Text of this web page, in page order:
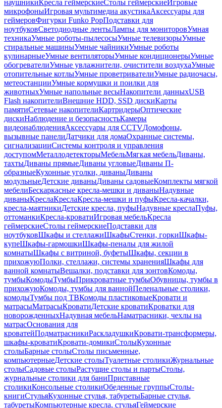
наушникиКресла геймерскиеСтолы геймерскиеИгровые
микрофоныИгровая мультимедиа акустикаАксессуары для
геймеровФигурки Funko PopПодставки для
ноутбуковСветодиодные лентыЛампы для мониторовУмная
техникаУмные роботы-пылесосыУмные телевизорыУмные
стиральные машиныУмные чайникиУмные роботы
кулинарныеУмные вентиляторыУмные кондиционерыУмные
обогревателиУмные увлажнители, очистители воздухаУмные
отопительные котлыУмные проветривателиУмные радиочасы,
метеостанцииУмные кормушки и поилки для
животныхУмные напольные весыНакопители данныхUSB
Flash накопителиВнешние HDD, SSD дискиКарты
памятиСетевые накопителиКартридерыОптические
дискиНаблюдение и безопасностьКамеры
видеонаблюденияАксессуары для CCTVДомофоны,
вызывные панелиДатчики для домаОхранные системы,
сигнализацииСистемы контроля и управления
доступомМеталлодетекторыМебельМягкая мебельДиваны,
тахтыДиваны прямыеДиваны угловыеДиваны П-
образныеКухонные уголки, диваныДиваны
модульныеДетские диваныДиваны садовыеКомплекты мягкой
мебелиБескаркасные кресла-мешки и диваныНадувные
диваныКреслаКреслаКресла-мешки и пуфыКресла-качалки,
кресла-маятникиДетские кресла, пуфыНадувные креслаПуфы,
оттоманкиКресла-кроватиИгровая мебельКресла
геймерскиеСтолы геймерскиеПодставки для
ноутбуковШкафы и стеллажиШкафыСтенки, горкиШкафы-
купеШкафы-гармошкиШкафы-пеналы для жилой
комнатыШкафы с витриной, буфетыШкафы, секции в
прихожуюПолки, стеллажи, системы храненияШкафы для
ванной комнатыВешалки, подставки для зонтовКомоды,
тумбыКомодыТумбыПрикроватные тумбыОбувницы, тумбы в
прихожуюКомоды, тумбы для ваннойПеленальные столики,
комодыТумбы под ТВКомоды пластиковыеКровати и
матрасыМатрасыКроватиДетские кроватиКроватки для
новорожденныхНадувная мебельНаматрасники, чехлы на
матрасОснования для
кроватейПодматрасникиРаскладушкиКровати-трансформеры,
шкафы-кроватиКровати-домикиСтолыКухонные
столыБарные столыСтолы письменные,
компьютерныеДетские столыТуалетные столикиЖурнальные
столыСадовые столыРастущие столы и партыСтолы,
журнальные столики для баниПриставные
столикиКонсольные столикиОбеденные группыСтолы-
книгиСтульяКухонные стулья, табуретыБарные стулья,
табуретыКомпьютерные кресла, стульяГеймерские